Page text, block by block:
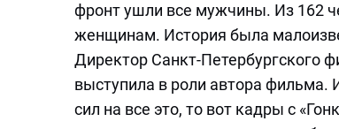
фронт ушли все мужчины. Из 162
женщинам. История была
Директор Санкт-Петербургского
выступила в роли автора фильма.
сил на все это, то вот кадры с